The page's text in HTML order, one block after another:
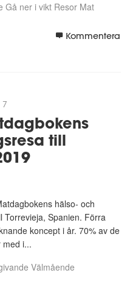
Gå ner i vikt Resor Mat
Kommentera
7
till
hälso- och
Torrevieja, Spanien. Förra
koncept i år. 70% av de
i...
Välmående